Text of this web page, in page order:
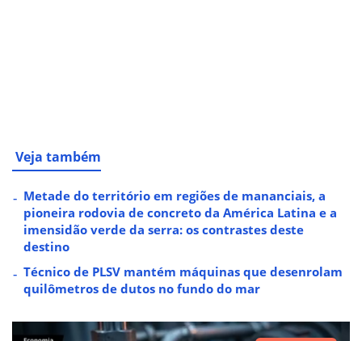
Veja também
Metade do território em regiões de mananciais, a
pioneira rodovia de concreto da América Latina e a
imensidão verde da serra: os contrastes deste
destino
Técnico de PLSV mantém máquinas que desenrolam
quilômetros de dutos no fundo do mar